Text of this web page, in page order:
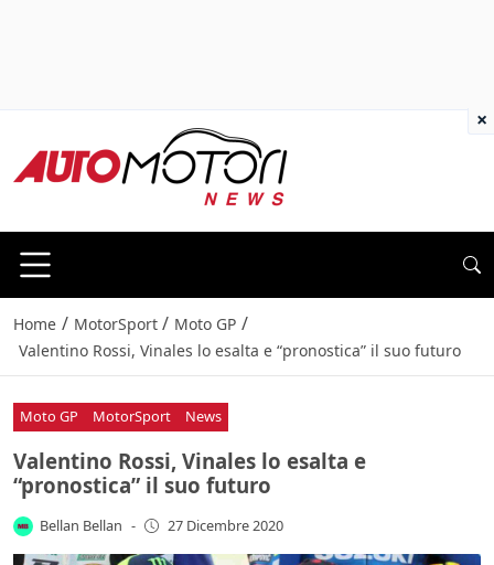
Home / MotorSport / Moto GP /
Valentino Rossi, Vinales lo esalta e “pronostica” il suo futuro
Moto GP MotorSport News
Valentino Rossi, Vinales lo esalta e
“pronostica” il suo futuro
Bellan Bellan - 27 Dicembre 2020
×